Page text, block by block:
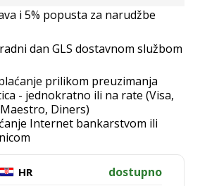
i 5% popusta za narudžbe
dan GLS dostavnom službom
prilikom preuzimanja
- jednokratno ili na rate (Visa,
Diners)
Internet bankarstvom ili
HR dostupno